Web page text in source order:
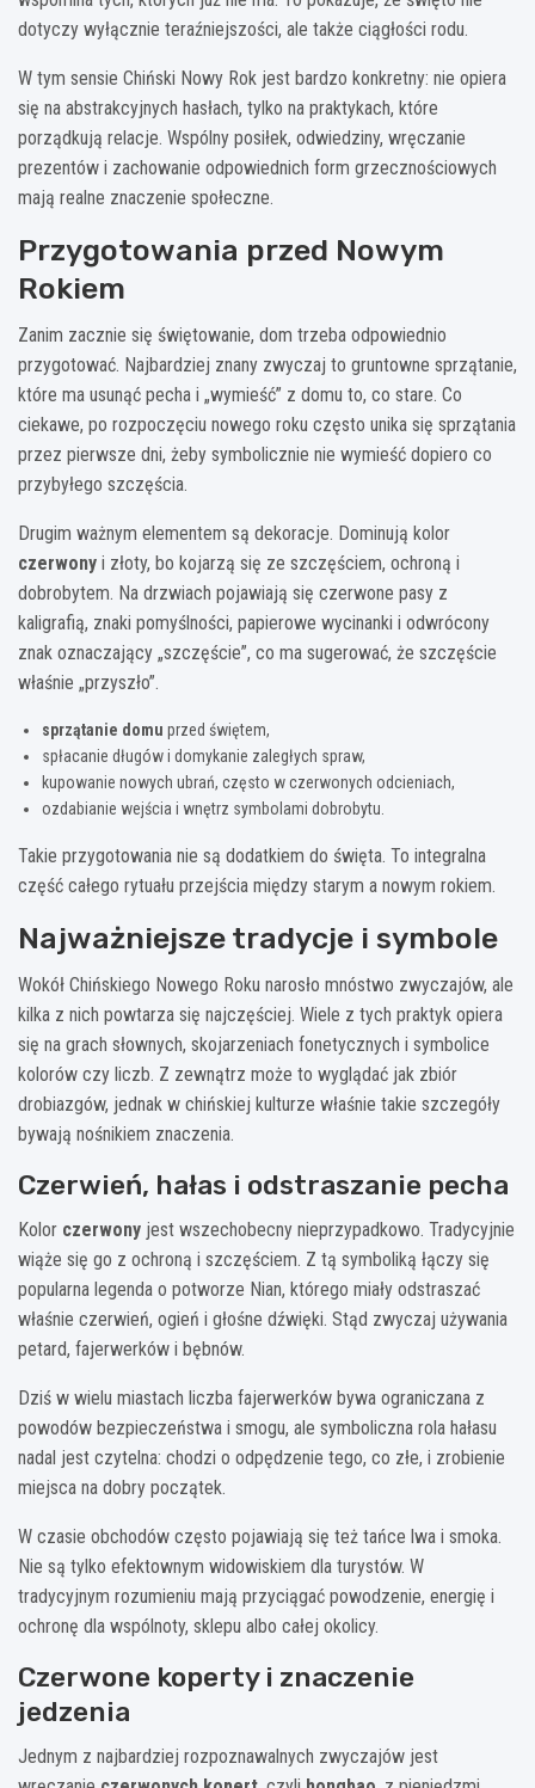
dotyczy wyłącznie teraźniejszości, ale także ciągłości rodu.
W tym sensie Chiński Nowy Rok jest bardzo konkretny: nie opiera
się na abstrakcyjnych hasłach, tylko na praktykach, które
porządkują relacje. Wspólny posiłek, odwiedziny, wręczanie
prezentów i zachowanie odpowiednich form grzecznościowych
mają realne znaczenie społeczne.
Przygotowania przed Nowym
Rokiem
Zanim zacznie się świętowanie, dom trzeba odpowiednio
przygotować. Najbardziej znany zwyczaj to gruntowne sprzątanie,
które ma usunąć pecha i „wymieść” z domu to, co stare. Co
ciekawe, po rozpoczęciu nowego roku często unika się sprzątania
przez pierwsze dni, żeby symbolicznie nie wymieść dopiero co
przybyłego szczęścia.
Drugim ważnym elementem są dekoracje. Dominują kolor
czerwony i złoty, bo kojarzą się ze szczęściem, ochroną i
dobrobytem. Na drzwiach pojawiają się czerwone pasy z
kaligrafią, znaki pomyślności, papierowe wycinanki i odwrócony
znak oznaczający „szczęście”, co ma sugerować, że szczęście
właśnie „przyszło”.
sprzątanie domu przed świętem,
spłacanie długów i domykanie zaległych spraw,
kupowanie nowych ubrań, często w czerwonych odcieniach,
ozdabianie wejścia i wnętrz symbolami dobrobytu.
Takie przygotowania nie są dodatkiem do święta. To integralna
część całego rytuału przejścia między starym a nowym rokiem.
Najważniejsze tradycje i symbole
Wokół Chińskiego Nowego Roku narosło mnóstwo zwyczajów, ale
kilka z nich powtarza się najczęściej. Wiele z tych praktyk opiera
się na grach słownych, skojarzeniach fonetycznych i symbolice
kolorów czy liczb. Z zewnątrz może to wyglądać jak zbiór
drobiazgów, jednak w chińskiej kulturze właśnie takie szczegóły
bywają nośnikiem znaczenia.
Czerwień, hałas i odstraszanie pecha
Kolor czerwony jest wszechobecny nieprzypadkowo. Tradycyjnie
wiąże się go z ochroną i szczęściem. Z tą symboliką łączy się
popularna legenda o potworze Nian, którego miały odstraszać
właśnie czerwień, ogień i głośne dźwięki. Stąd zwyczaj używania
petard, fajerwerków i bębnów.
Dziś w wielu miastach liczba fajerwerków bywa ograniczana z
powodów bezpieczeństwa i smogu, ale symboliczna rola hałasu
nadal jest czytelna: chodzi o odpędzenie tego, co złe, i zrobienie
miejsca na dobry początek.
W czasie obchodów często pojawiają się też tańce lwa i smoka.
Nie są tylko efektownym widowiskiem dla turystów. W
tradycyjnym rozumieniu mają przyciągać powodzenie, energię i
ochronę dla wspólnoty, sklepu albo całej okolicy.
Czerwone koperty i znaczenie
jedzenia
Jednym z najbardziej rozpoznawalnych zwyczajów jest